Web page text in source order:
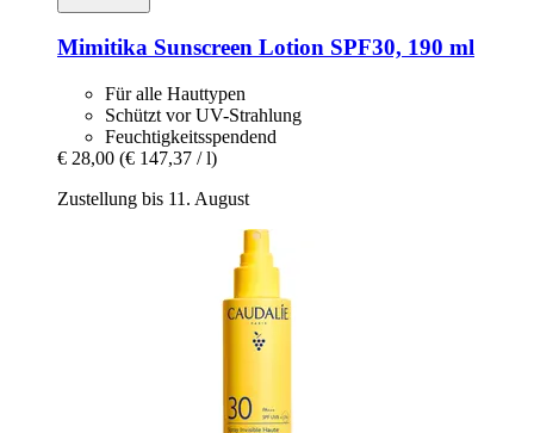
Mimitika Sunscreen Lotion SPF30, 190 ml
Für alle Hauttypen
Schützt vor UV-Strahlung
Feuchtigkeitsspendend
€ 28,00 (€ 147,37 / l)
Zustellung bis 11. August